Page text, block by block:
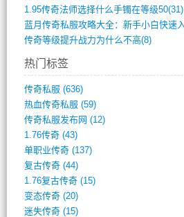
1.95传奇法师选择什么手镯在等级50(31)
传奇等级提升战力为什么不高(8)
热门标签
传奇私服 (636)
热血传奇私服 (59)
传奇私服发布网 (12)
1.76传奇(43)
单职业传奇(137)
复古传奇(44)
1.76复古传奇(15)
变态传奇(20)
迷失传奇(15)